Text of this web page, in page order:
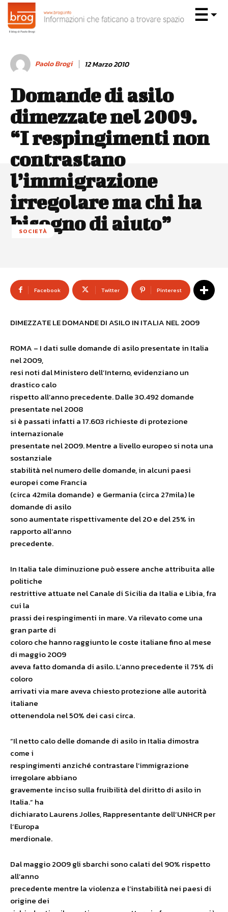
Paolo Brogi 12 Marzo 2010
Domande di asilo
dimezzate nel 2009.
“I respingimenti non
contrastano
l’immigrazione
irregolare ma chi ha
bisogno di aiuto”
SOCIETÀ
Facebook Twitter Pinterest
DIMEZZATE LE DOMANDE DI ASILO IN ITALIA NEL 2009
ROMA – I dati sulle domande di asilo presentate in Italia
nel 2009,
resi noti dal Ministero dell’Interno, evidenziano un
drastico calo
rispetto all’anno precedente. Dalle 30.492 domande
presentate nel 2008
si è passati infatti a 17.603 richieste di protezione
internazionale
presentate nel 2009. Mentre a livello europeo si nota una
sostanziale
stabilità nel numero delle domande, in alcuni paesi
europei come Francia
(circa 42mila domande) e Germania (circa 27mila) le
domande di asilo
sono aumentate rispettivamente del 20 e del 25% in
rapporto all’anno
precedente.
In Italia tale diminuzione può essere anche attribuita alle
politiche
restrittive attuate nel Canale di Sicilia da Italia e Libia, fra
cui la
prassi dei respingimenti in mare. Va rilevato come una
gran parte di
coloro che hanno raggiunto le coste italiane fino al mese
di maggio 2009
aveva fatto domanda di asilo. L’anno precedente il 75% di
coloro
arrivati via mare aveva chiesto protezione alle autorità
italiane
ottenendola nel 50% dei casi circa.
“Il netto calo delle domande di asilo in Italia dimostra
come i
respingimenti anziché contrastare l’immigrazione
irregolare abbiano
gravemente inciso sulla fruibilità del diritto di asilo in
Italia.” ha
dichiarato Laurens Jolles, Rappresentante dell’UNHCR per
l’Europa
merdionale.
Dal maggio 2009 gli sbarchi sono calati del 90% rispetto
all’anno
precedente mentre la violenza e l’instabilità nei paesi di
origine dei